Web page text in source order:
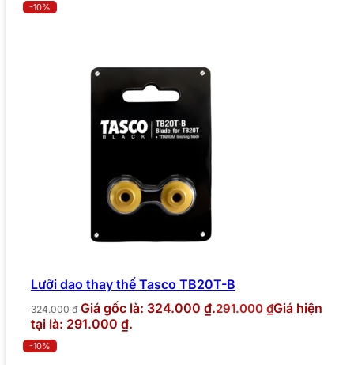
-10%
Lưỡi dao thay thế Tasco TB20T-B
324.000₫ Giá gốc là: 324.000 ₫.291.000 ₫Giá hiện
tại là: 291.000 ₫.
-10%